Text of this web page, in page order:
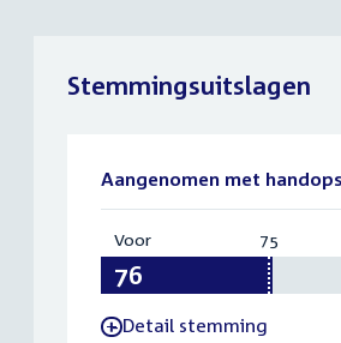
Stemmingsuitslagen
Aangenomen met
Voor:
75
-Detail stemming